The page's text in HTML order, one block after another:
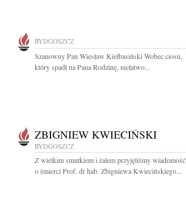
BYDGOSZCZ
Szanowny Pan Wiesław Kiełbasiński Wobec ciosu,
który spadł na Pana Rodzinę, niełatwo...
ZBIGNIEW KWIECIŃSKI
BYDGOSZCZ
Z wielkim smutkiem i żalem przyjęliśmy wiadomość
o śmierci Prof. dr hab. Zbigniewa Kwiecińskiego...